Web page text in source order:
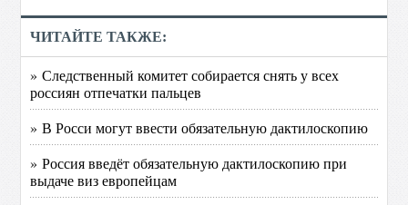
ЧИТАЙТЕ ТАКЖЕ:
» Следственный комитет собирается снять у всех
россиян отпечатки пальцев
» В Росси могут ввести обязательную дактилоскопию
» Россия введёт обязательную дактилоскопию при
выдаче виз европейцам